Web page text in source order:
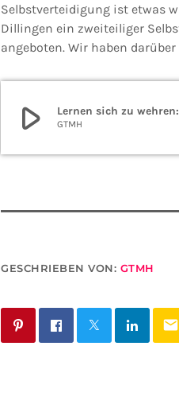
Selbstverteidigung ist etwas
Dillingen ein zweiteiliger
angeboten. Wir haben
play_arrow Lernen sich zu
GTMH
GESCHRIEBEN VON: GTMH
email